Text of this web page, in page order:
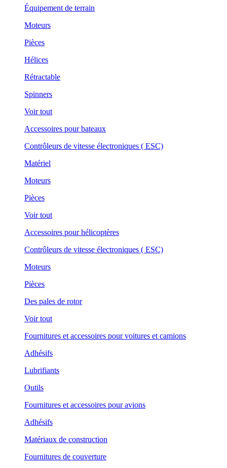
Équipement de terrain
Moteurs
Pièces
Hélices
Rétractable
Spinners
Voir tout
Accessoires pour bateaux
Contrôleurs de vitesse électroniques ( ESC)
Matériel
Moteurs
Pièces
Voir tout
Accessoires pour hélicoptères
Contrôleurs de vitesse électroniques ( ESC)
Moteurs
Pièces
Des pales de rotor
Voir tout
Fournitures et accessoires pour voitures et camions
Adhésifs
Lubrifiants
Outils
Fournitures et accessoires pour avions
Adhésifs
Matériaux de construction
Fournitures de couverture